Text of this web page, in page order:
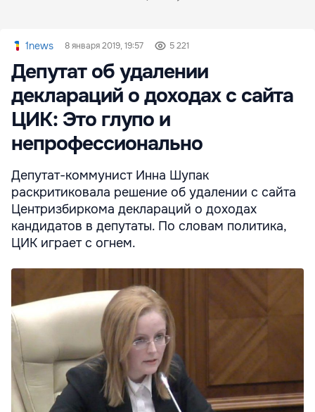
1news 8 января 2019, 19:57 5 221
Депутат об удалении
деклараций о доходах c сайта
ЦИК: Это глупо и
непрофессионально
Депутат-коммунист Инна Шупак
раскритиковала решение об удалении с сайта
Центризбиркома деклараций о доходах
кандидатов в депутаты. По словам политика,
ЦИК играет с огнем.